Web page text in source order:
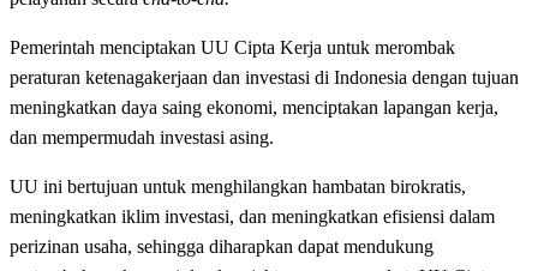
Pemerintah menciptakan UU Cipta Kerja untuk merombak
peraturan ketenagakerjaan dan investasi di Indonesia dengan tujuan
meningkatkan daya saing ekonomi, menciptakan lapangan kerja,
dan mempermudah investasi asing.
UU ini bertujuan untuk menghilangkan hambatan birokratis,
meningkatkan iklim investasi, dan meningkatkan efisiensi dalam
perizinan usaha, sehingga diharapkan dapat mendukung